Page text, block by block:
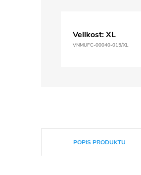
Velikost: XL
VNMUFC-00040-015/XL
POPIS PRODUKTU